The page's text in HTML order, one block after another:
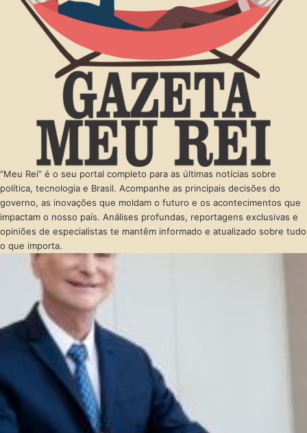
“Meu Rei” é o seu portal completo para as últimas notícias sobre
política, tecnologia e Brasil. Acompanhe as principais decisões do
governo, as inovações que moldam o futuro e os acontecimentos que
impactam o nosso país. Análises profundas, reportagens exclusivas e
opiniões de especialistas te mantêm informado e atualizado sobre tudo
o que importa.